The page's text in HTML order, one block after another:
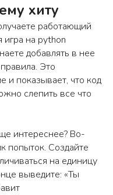
хиту
работающий
игра на python
добавлять в нее
Это
и показывает, что код
слепить все что
интереснее? Во-
попыток. Создайте
на единицу
выведите: «Ты